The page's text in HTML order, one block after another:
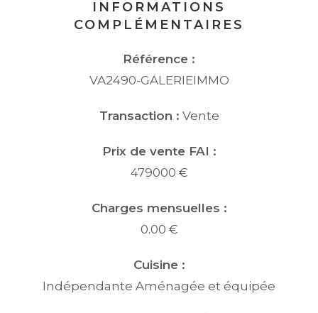
INFORMATIONS
COMPLÉMENTAIRES
Référence :
VA2490-GALERIEIMMO
Transaction : Vente
Prix de vente FAI :
479000 €
Charges mensuelles :
0.00 €
Cuisine :
Indépendante Aménagée et équipée